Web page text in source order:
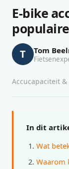
E-bike
T Tom
Accucapaciteit &
In dit
Wat
Waarom